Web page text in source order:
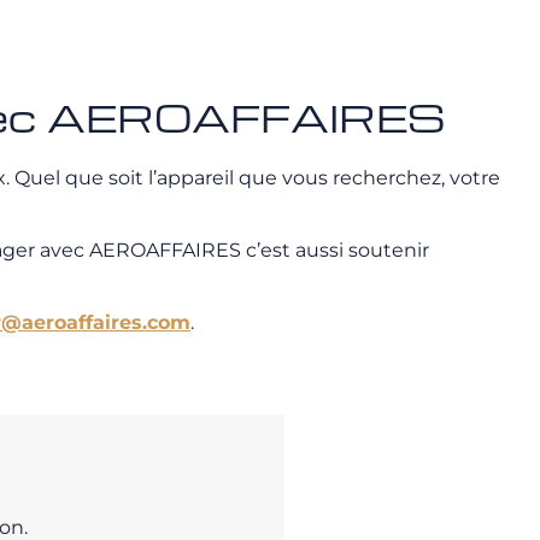
AEROAFFAIRES
Quel que soit l’appareil que vous recherchez, votre
avec AEROAFFAIRES c’est aussi soutenir
.